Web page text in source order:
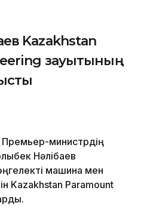
Kazakhstan
зауытының
министрдің
Нәлібаев
машина мен
Kazakhstan Paramount